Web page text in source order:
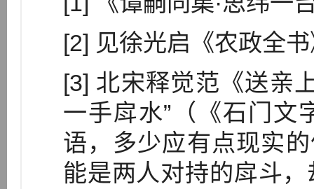
[2] 见徐光启《农政全
[3] 北宋释觉范《送亲
一手戽水”（《石门文
语，多少应有点现实
能是两人对持的戽斗